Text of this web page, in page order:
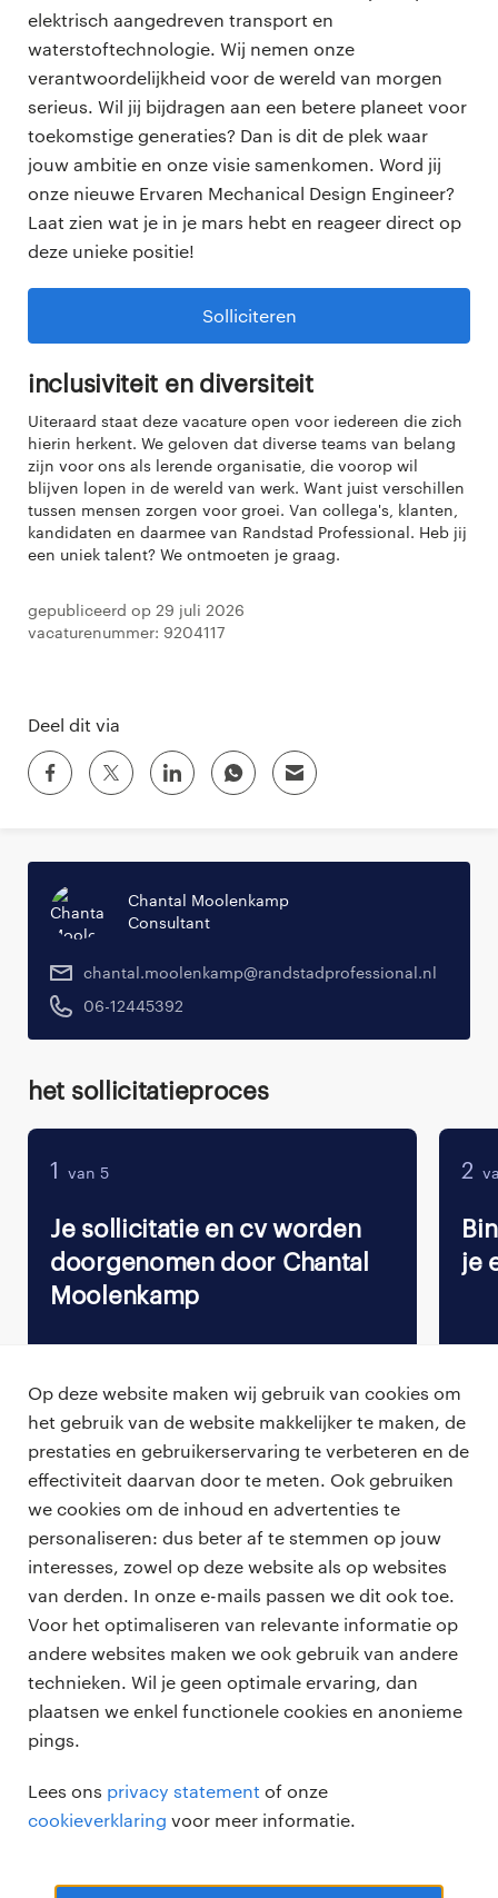
Op deze website maken wij gebruik van cookies om
het gebruik van de website makkelijker te maken, de
prestaties en gebruikerservaring te verbeteren en de
effectiviteit daarvan door te meten. Ook gebruiken
we cookies om de inhoud en advertenties te
personaliseren: dus beter af te stemmen op jouw
interesses, zowel op deze website als op websites
van derden. In onze e-mails passen we dit ook toe.
Voor het optimaliseren van relevante informatie op
andere websites maken we ook gebruik van andere
technieken. Wil je geen optimale ervaring, dan
plaatsen we enkel functionele cookies en anonieme
pings.
Lees ons privacy statement of onze
cookieverklaring voor meer informatie.
elektrisch aangedreven transport en
waterstoftechnologie. Wij nemen onze
verantwoordelijkheid voor de wereld van morgen
serieus. Wil jij bijdragen aan een betere planeet voor
toekomstige generaties? Dan is dit de plek waar
jouw ambitie en onze visie samenkomen. Word jij
onze nieuwe Ervaren Mechanical Design Engineer?
Laat zien wat je in je mars hebt en reageer direct op
deze unieke positie!
Solliciteren
Inclusiviteit en diversiteit
Uiteraard staat deze vacature open voor iedereen die zich
hierin herkent. We geloven dat diverse teams van belang
zijn voor ons als lerende organisatie, die voorop wil
blijven lopen in de wereld van werk. Want juist verschillen
tussen mensen zorgen voor groei. Van collega's, klanten,
kandidaten en daarmee van Randstad Professional. Heb jij
een uniek talent? We ontmoeten je graag.
Gepubliceerd op 29 juli 2026
Vacaturenummer: 9204117
Deel dit via
Chantal Moolenkamp
Consultant
chantal.moolenkamp@randstadprofessional.nl
06-12445392
Het sollicitatieproces
1 van 5
Je sollicitatie en cv worden
doorgenomen door Chantal
Moolenkamp
2
je
Terug naar vacature overzicht
professionals
vacatures
zzp-opdrachten
careers for expats
voor opdrachtgevers
vacature plaatsen
over ons
werken bij Randstad
onze kantoren